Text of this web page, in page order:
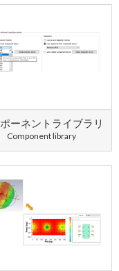
ーネントライブラリ
Component library